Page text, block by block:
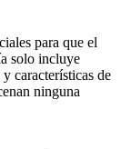
para que el
solo incluye
características de
ninguna